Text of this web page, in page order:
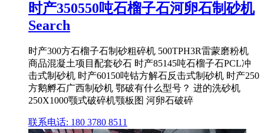
时产350550吨石榴子石河卵石制砂机
Search
时产300方石榴子石制砂粗碎机 500TPH3R雷蒙磨粉机
商品混凝土项目配套砂石 时产85145吨石榴子石PCL冲
击式制砂机 时产60150吨钴方解石反击式制砂机 时产250
方鹅孵石广西制砂机 鄂破有什么型号？ 进的洗砂机
250X1000颚式破碎机颚板图 河卵石破碎
联系电话: 180 3780 8511